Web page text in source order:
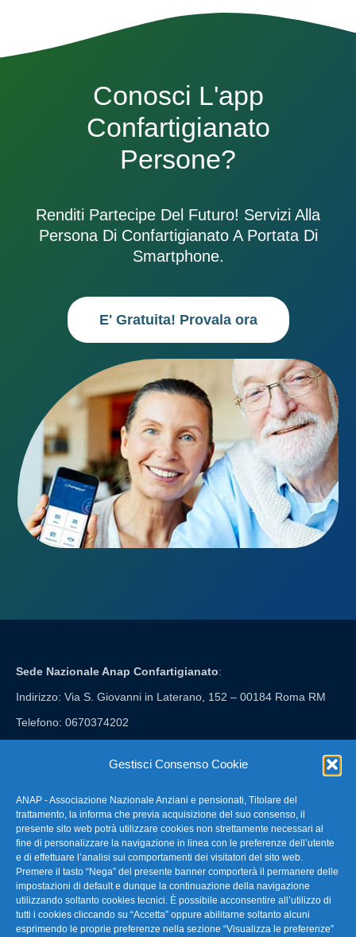
Gestisci Consenso Cookie
ANAP - Associazione Nazionale Anziani e pensionati, Titolare del
trattamento, la informa che previa acquisizione del suo consenso, il
presente sito web potrà utilizzare cookies non strettamente necessari al
fine di personalizzare la navigazione in linea con le preferenze dell’utente
e di effettuare l’analisi sui comportamenti dei visitatori del sito web.
Premere il tasto “Nega” del presente banner comporterà il permanere delle
impostazioni di default e dunque la continuazione della navigazione
utilizzando soltanto cookies tecnici. È possibile acconsentire all’utilizzo di
tutti i cookies cliccando su “Accetta” oppure abilitarne soltanto alcuni
esprimendo le proprie preferenze nella sezione “Visualizza le preferenze”
Conosci L'app
Confartigianato
Persone?
Renditi Partecipe Del Futuro! Servizi Alla
Persona Di Confartigianato A Portata Di
Smartphone.
E' Gratuita! Provala ora
Sede Nazionale Anap Confartigianato:
Indirizzo: Via S. Giovanni in Laterano, 152 – 00184 Roma RM
Telefono: 0670374202
FAQ – Domande Frequenti
La nostra Newsletter
Link Utili
TG Confartigianato